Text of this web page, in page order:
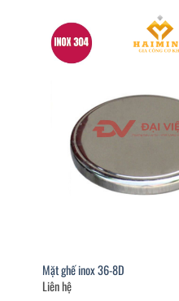
Mặt ghế inox 36-8D
Liên hệ